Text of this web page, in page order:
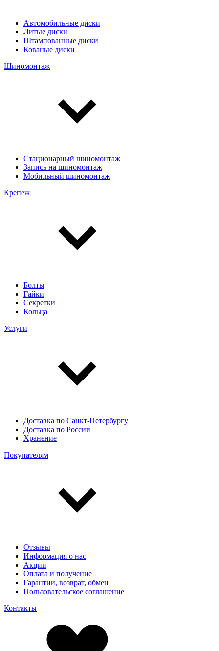
Автомобильные диски
Литые диски
Штампованные диски
Кованые диски
Шиномонтаж
Стационарный шиномонтаж
Запись на шиномонтаж
Мобильный шиномонтаж
Крепеж
Болты
Гайки
Секретки
Кольца
Услуги
Доставка по Санкт-Петербургу
Доставка по России
Хранение
Покупателям
Отзывы
Информация о нас
Акции
Оплата и получение
Гарантии, возврат, обмен
Пользовательское соглашение
Контакты